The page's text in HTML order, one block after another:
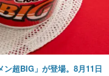
ン超BIG」が登場。8月11日